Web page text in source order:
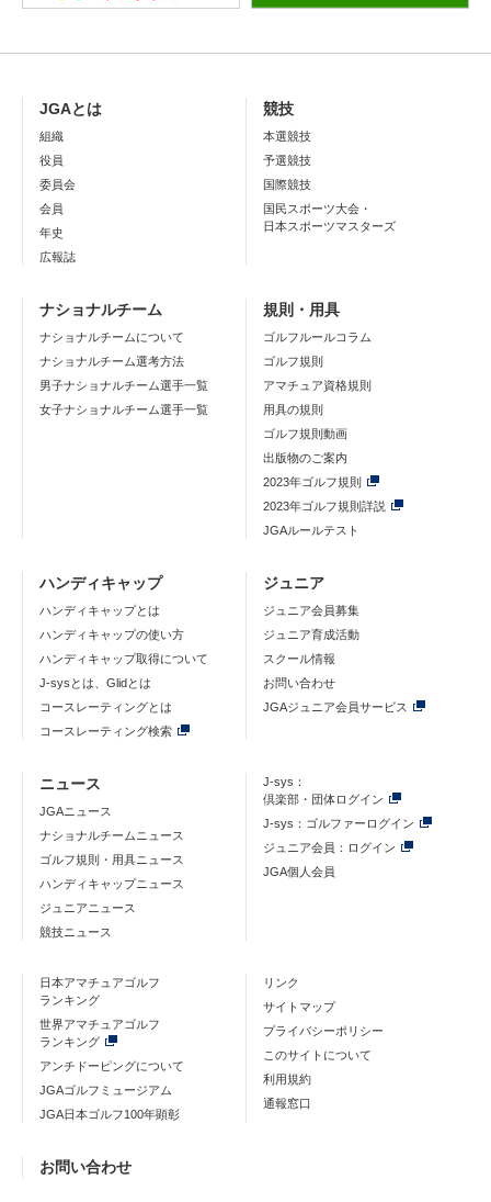
JGAとは
組織
役員
委員会
会員
年史
広報誌
競技
本選競技
予選競技
国際競技
国民スポーツ大会・
日本スポーツマスターズ
ナショナルチーム
ナショナルチームについて
ナショナルチーム選考方法
男子ナショナルチーム選手一覧
女子ナショナルチーム選手一覧
規則・用具
ゴルフルールコラム
ゴルフ規則
アマチュア資格規則
用具の規則
ゴルフ規則動画
出版物のご案内
2023年ゴルフ規則
2023年ゴルフ規則詳説
JGAルールテスト
ハンディキャップ
ハンディキャップとは
ハンディキャップの使い方
ハンディキャップ取得について
J-sysとは、Glidとは
コースレーティングとは
コースレーティング検索
ジュニア
ジュニア会員募集
ジュニア育成活動
スクール情報
お問い合わせ
JGAジュニア会員サービス
ニュース
JGAニュース
ナショナルチームニュース
ゴルフ規則・用具ニュース
ハンディキャップニュース
ジュニアニュース
競技ニュース
J-sys：
倶楽部・団体ログイン
J-sys：ゴルファーログイン
ジュニア会員：ログイン
JGA個人会員
日本アマチュアゴルフ
ランキング
世界アマチュアゴルフ
ランキング
アンチドーピングについて
JGAゴルフミュージアム
JGA日本ゴルフ100年顕彰
リンク
サイトマップ
プライバシーポリシー
このサイトについて
利用規約
通報窓口
お問い合わせ